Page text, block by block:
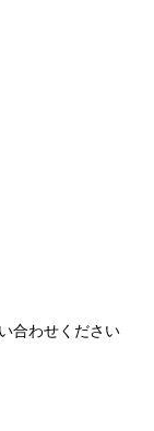
合わせください